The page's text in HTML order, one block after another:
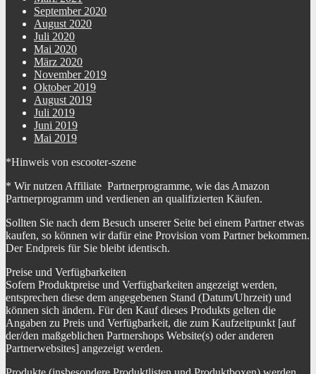
September 2020
August 2020
Juli 2020
Mai 2020
März 2020
November 2019
Oktober 2019
August 2019
Juli 2019
Juni 2019
Mai 2019
*Hinweis von escooter-szene
* Wir nutzen Affiliate Partnerprogramme, wie das Amazon
Partnerprogramm und verdienen an qualifizierten Käufen.
Sollten Sie nach dem Besuch unserer Seite bei einem Partner etwas
kaufen, so können wir dafür eine Provision vom Partner bekommen.
Der Endpreis für Sie bleibt identisch.
Preise und Verfügbarkeiten
Sofern Produktpreise und Verfügbarkeiten angezeigt werden,
entsprechen diese dem angegebenen Stand (Datum/Uhrzeit) und
können sich ändern. Für den Kauf dieses Produkts gelten die
Angaben zu Preis und Verfügbarkeit, die zum Kaufzeitpunkt [auf
der/den maßgeblichen Partnershops Website(s) oder anderen
Partnerwebsites] angezeigt werden.